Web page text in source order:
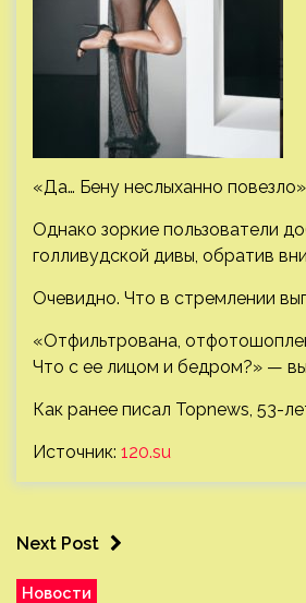
«Да… Бену неслыханно
Однако зоркие пользователи
голливудской дивы, обратив
Очевидно. Что в стремлении
«Отфильтрована,
Что с ее лицом и бедром?» —
Как ранее писал Topnews, 53-
Источник: 120.su
Next Post
Новости